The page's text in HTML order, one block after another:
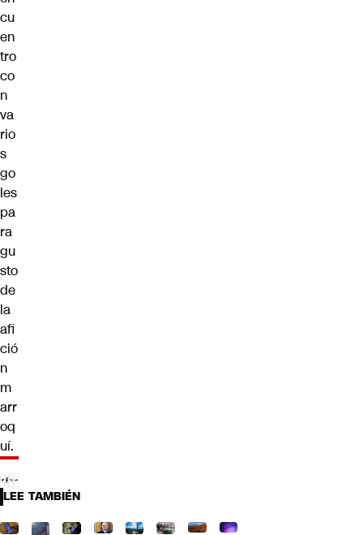
cu
en
tro
co
n
va
rio
s
go
les
pa
ra
gu
sto
de
la
afi
ció
n
m
arr
oq
uí.
LEE TAMBIÉN